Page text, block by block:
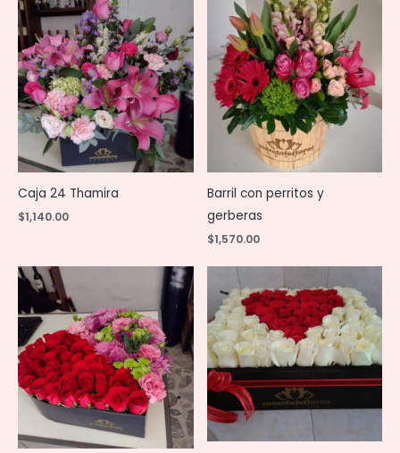
Caja 24 Thamira
$1,140.00
Barril con perritos y
gerberas
$1,570.00